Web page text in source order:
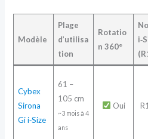
Modèle
Plage
d’utilisa
tion
Rotatio
n 360°
Cybex
Sirona
Gi i‑Size
61 –
105 cm
~3 mois à 4
ans
Oui